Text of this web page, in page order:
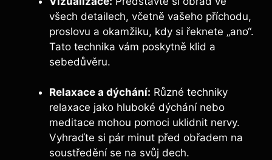
všech detailech, včetně vašeho příchodu,
proslovu a okamžiku, kdy si řeknete „ano“.
Tato technika vám poskytně klid a
sebedůvěru.
Relaxace a dýchání: Různé techniky
relaxace jako hluboké dýchání nebo
meditace mohou pomoci uklidnit nervy.
Vyhraďte si pár minut před obřadem na
soustředění se na svůj dech.